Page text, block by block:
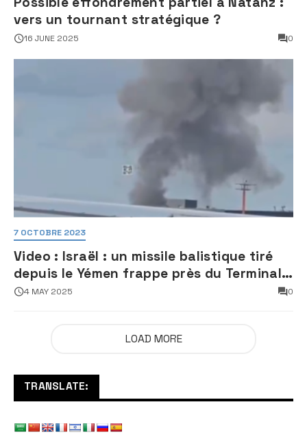
vers un tournant stratégique ?
16 JUNE 2025 0
7 OCTOBRE 2023
Video : Israël : un missile balistique tiré
depuis le Yémen frappe près du Terminal
3 de l’aéroport Ben Gourion
4 MAY 2025 0
LOAD MORE
TRANSLATE: